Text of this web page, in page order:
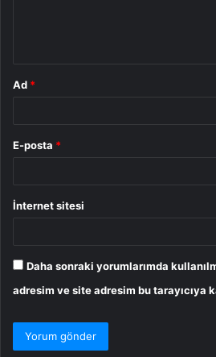
Ad *
E-posta *
İnternet sitesi
Daha sonraki yorumlarımda
adresim ve site adresim bu tarayıcıya